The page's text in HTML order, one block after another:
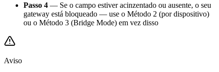
Passo 4 — Se o campo estiver acinzentado ou ausente, o seu
gateway está bloqueado — use o Método 2 (por dispositivo)
ou o Método 3 (Bridge Mode) em vez disso
Aviso